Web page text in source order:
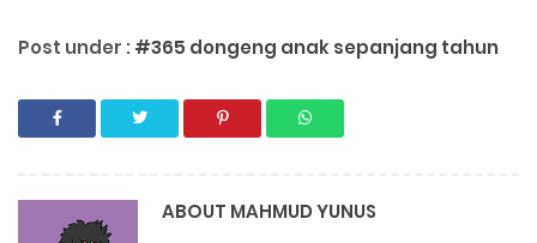
Post under :#365 dongeng anak sepanjang tahun
ABOUT MAHMUD YUNUS